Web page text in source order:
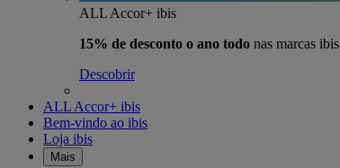
ALL Accor+ ibis
15% de desconto o ano todo nas marcas ibis
Descobrir
ALL Accor+ ibis
Bem-vindo ao ibis
Loja ibis
Mais